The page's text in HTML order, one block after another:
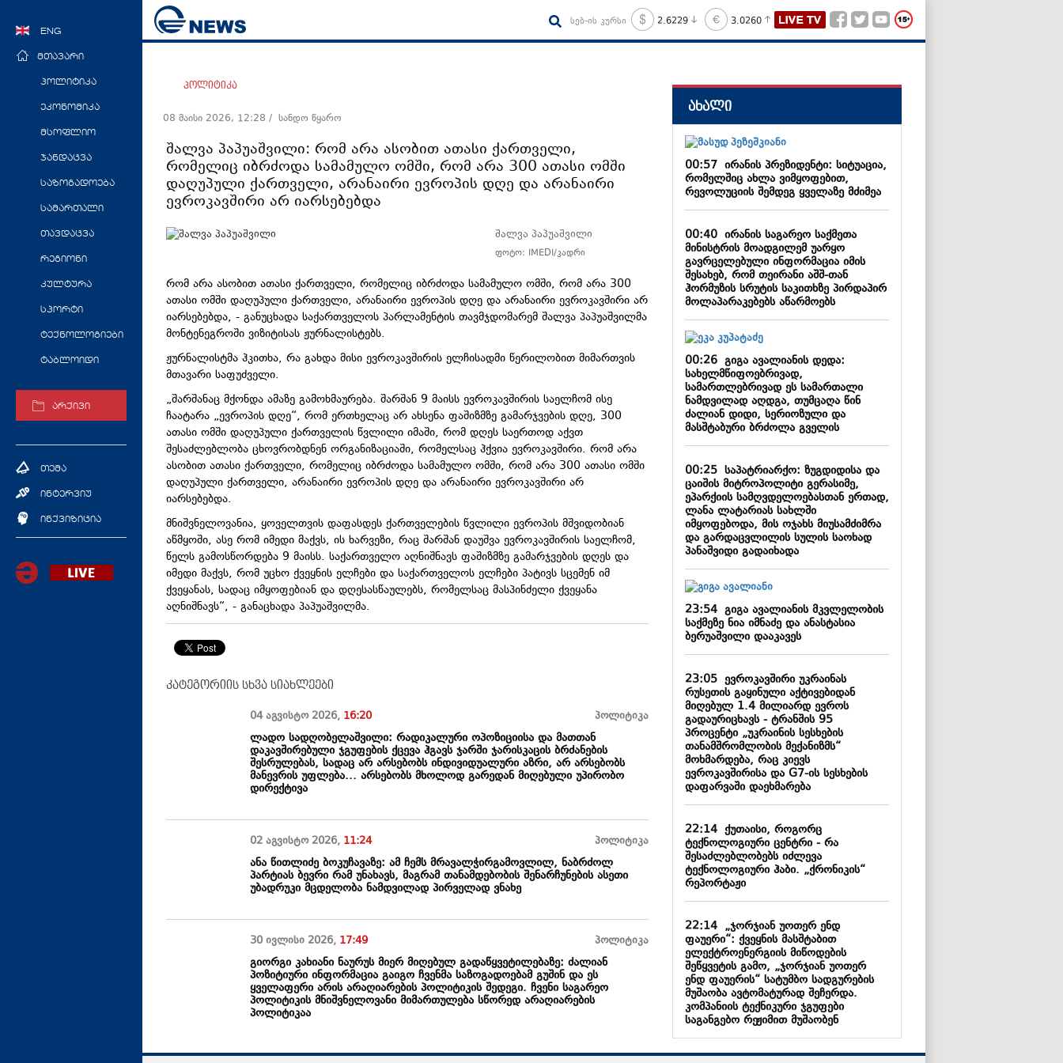
ENG
მთავარი
პოლიტიკა
ეკონომიკა
მსოფლიო
ჯანდაცვა
საზოგადოება
სამართალი
თავდაცვა
რეგიონი
კულტურა
სპორტი
ტექნოლოგიები
ტაბლოიდი
არქივი
თემა
ინტერვიუ
ინქვიზიცია
სებ-ის კურსი 2.6229 3.0260
პოლიტიკა
08 მაისი 2026, 12:28 / სანდო წყარო
შალვა პაპუაშვილი: რომ არა ასობით ათასი ქართველი,
რომელიც იბრძოდა სამამულო ომში, რომ არა 300 ათასი ომში
დაღუპული ქართველი, არანაირი ევროპის დღე და არანაირი
ევროკავშირი არ იარსებებდა
შალვა პაპუაშვილი
ფოტო: IMEDI/კადრი
რომ არა ასობით ათასი ქართველი, რომელიც იბრძოდა სამამულო ომში, რომ არა 300
ათასი ომში დაღუპული ქართველი, არანაირი ევროპის დღე და არანაირი ევროკავშირი არ
იარსებებდა, - განუცხადა საქართველოს პარლამენტის თავმჯდომარემ შალვა პაპუაშვილმა
მონტენეგროში ვიზიტისას ჟურნალისტებს.
ჟურნალისტმა ჰკითხა, რა გახდა მისი ევროკავშირის ელჩისადმი წერილობით მიმართვის
მთავარი საფუძველი.
„შარშანაც მქონდა ამაზე გამოხმაურება. შარშან 9 მაისს ევროკავშირის საელჩომ ისე
ჩაატარა „ევროპის დღე“, რომ ერთხელაც არ ახსენა ფაშიზმზე გამარჯვების დღე, 300
ათასი ომში დაღუპული ქართველის წვლილი იმაში, რომ დღეს საერთოდ აქვთ
შესაძლებლობა ცხოვრობდნენ ორგანიზაციაში, რომელსაც ჰქვია ევროკავშირი. რომ არა
ასობით ათასი ქართველი, რომელიც იბრძოდა სამამულო ომში, რომ არა 300 ათასი ომში
დაღუპული ქართველი, არანაირი ევროპის დღე და არანაირი ევროკავშირი არ
იარსებებდა.
მნიშვნელოვანია, ყოველთვის დაფასდეს ქართველების წვლილი ევროპის მშვიდობიან
აწმყოში, ასე რომ იმედი მაქვს, ის ხარვეზი, რაც შარშან დაუშვა ევროკავშირის საელჩომ,
წელს გამოსწორდება 9 მაისს. საქართველო აღნიშნავს ფაშიზმზე გამარჯვების დღეს და
იმედი მაქვს, რომ უცხო ქვეყნის ელჩები და საქართველოს ელჩები პატივს სცემენ იმ
ქვეყანას, სადაც იმყოფებიან და დღესასწაულებს, რომელსაც მასპინძელი ქვეყანა
აღნიშნავს“, - განაცხადა პაპუაშვილმა.
კატეგორიის სხვა სიახლეები
04 აგვისტო 2026, 16:20 პოლიტიკა
ლადო სადღობელაშვილი: რადიკალური ოპოზიციისა და მათთან
დაკავშირებული ჯგუფების ქცევა ჰგავს ჯარში ჯარისკაცის ბრძანების
შესრულებას, სადაც არ არსებობს ინდივიდუალური აზრი, არ არსებობს
მანევრის უფლება... არსებობს მხოლოდ გარედან მიღებული უპირობო
დირექტივა
02 აგვისტო 2026, 11:24 პოლიტიკა
ანა წითლიძე ბოკუჩავაზე: ამ ჩემს მრავალჭირგამოვლილ, ნაბრძოლ
პარტიას ბევრი რამ უნახავს, მაგრამ თანამდებობის შენარჩუნების ასეთი
უბადრუკი მცდელობა ნამდვილად პირველად ვნახე
30 ივლისი 2026, 17:49 პოლიტიკა
გიორგი კახიანი ნაურუს მიერ მიღებულ გადაწყვეტილებაზე: ძალიან
პოზიტიური ინფორმაცია გაიგო ჩვენმა საზოგადოებამ გუშინ და ეს
ყველაფერი არის არაღიარების პოლიტიკის შედეგი. ჩვენი საგარეო
პოლიტიკის მნიშვნელოვანი მიმართულება სწორედ არაღიარების
პოლიტიკაა
ახალი
00:57ირანის პრეზიდენტი: სიტუაცია,
რომელშიც ახლა ვიმყოფებით,
რევოლუციის შემდეგ ყველაზე მძიმეა
00:40ირანის საგარეო საქმეთა
მინისტრის მოადგილემ უარყო
გავრცელებული ინფორმაცია იმის
შესახებ, რომ თეირანი აშშ-თან
ჰორმუზის სრუტის საკითხზე პირდაპირ
მოლაპარაკებებს აწარმოებს
00:26გიგა ავალიანის დედა:
სახელმწიფოებრივად,
სამართლებრივად ეს სამართალი
ნამდვილად აღდგა, თუმცაღა წინ
ძალიან დიდი, სერიოზული და
მასშტაბური ბრძოლა გველის
00:25საპატრიარქო: ზუგდიდისა და
ცაიშის მიტროპოლიტი გერასიმე,
ეპარქიის სამღვდელოებასთან ერთად,
ლანა ლატარიას სახლში
იმყოფებოდა, მის ოჯახს მიუსამძიმრა
და გარდაცვლილის სულის საოხად
პანაშვიდი გადაიხადა
23:54გიგა ავალიანის მკვლელობის
საქმეზე ნია იმნაძე და ანასტასია
ბერუაშვილი დააკავეს
23:05ევროკავშირი უკრაინას
რუსეთის გაყინული აქტივებიდან
მიღებულ 1.4 მილიარდ ევროს
გადაურიცხავს - ტრანშის 95
პროცენტი „უკრაინის სესხების
თანამშრომლობის მექანიზმს“
მოხმარდება, რაც კიევს
ევროკავშირისა და G7-ის სესხების
დაფარვაში დაეხმარება
22:14ქუთაისი, როგორც
ტექნოლოგიური ცენტრი - რა
შესაძლებლობებს იძლევა
ტექნოლოგიური ჰაბი. „ქრონიკის“
რეპორტაჟი
22:14„ჯორჯიან უოთერ ენდ
ფაუერი“: ქვეყნის მასშტაბით
ელექტროენერგიის მიწოდების
შეწყვეტის გამო, „ჯორჯიან უოთერ
ენდ ფაუერის“ სატუმბო სადგურების
მუშაობა ავტომატურად შეჩერდა.
კომპანიის ტექნიკური ჯგუფები
საგანგებო რეჟიმით მუშაობენ